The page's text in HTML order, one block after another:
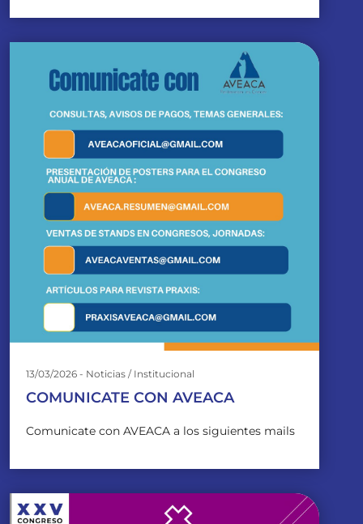
13/03/2026 - Noticias / Institucional
COMUNICATE CON AVEACA
Comunicate con AVEACA a los siguientes mails